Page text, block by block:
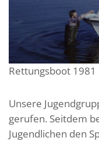
Rettungsboot 1981
Unsere
gerufen. Seitdem
Jugendlichen den